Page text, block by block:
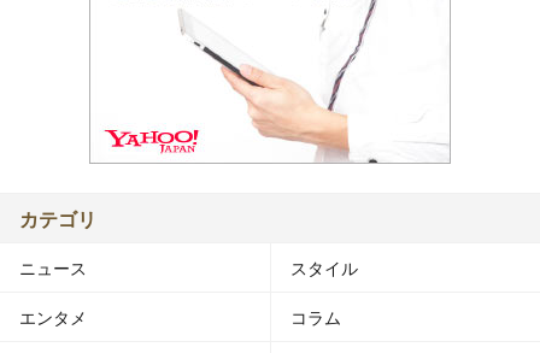
カテゴリ
ニュース スタイル
エンタメ コラム